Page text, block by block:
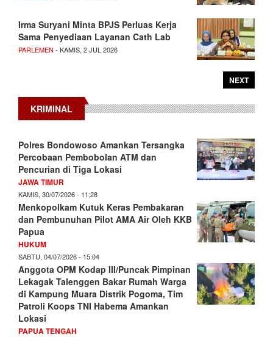
Irma Suryani Minta BPJS Perluas Kerja
Sama Penyediaan Layanan Cath Lab
PARLEMEN - KAMIS, 2 JUL 2026
NEXT
KRIMINAL
Polres Bondowoso Amankan Tersangka
Percobaan Pembobolan ATM dan
Pencurian di Tiga Lokasi
JAWA TIMUR
KAMIS, 30/07/2026 - 11:28
Menkopolkam Kutuk Keras Pembakaran
dan Pembunuhan Pilot AMA Air Oleh KKB
Papua
HUKUM
SABTU, 04/07/2026 - 15:04
Anggota OPM Kodap III/Puncak Pimpinan
Lekagak Talenggen Bakar Rumah Warga
di Kampung Muara Distrik Pogoma, Tim
Patroli Koops TNI Habema Amankan
Lokasi
PAPUA TENGAH